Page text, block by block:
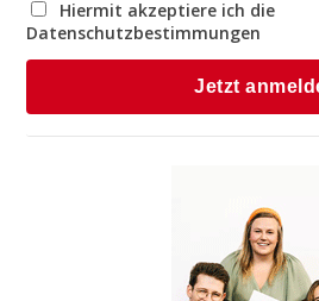
Hiermit akzeptiere ich die
Datenschutzbestimmungen